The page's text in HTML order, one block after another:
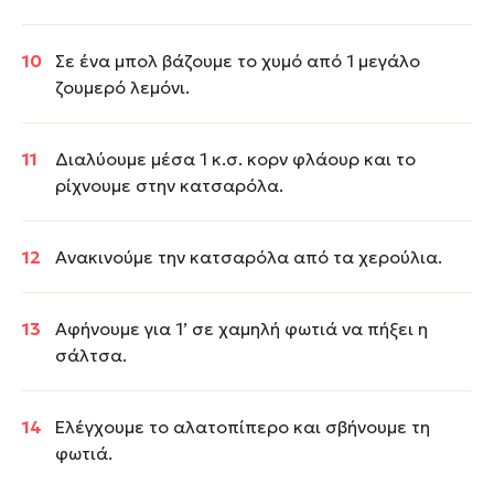
Σε ένα μπολ βάζουμε το χυμό από 1 μεγάλο
ζουμερό λεμόνι.
Διαλύουμε μέσα 1 κ.σ. κορν φλάουρ και το
ρίχνουμε στην κατσαρόλα.
Ανακινούμε την κατσαρόλα από τα χερούλια.
Αφήνουμε για 1’ σε χαμηλή φωτιά να πήξει η
σάλτσα.
Ελέγχουμε το αλατοπίπερο και σβήνουμε τη
φωτιά.